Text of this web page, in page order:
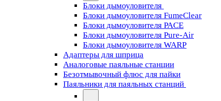
Блоки дымоуловителя
Блоки дымоуловителя FumeClear
Блоки дымоуловителя PACE
Блоки дымоуловителя Pure-Air
Блоки дымоуловителя WARP
Адаптеры для шприца
Аналоговые паяльные станции
Безотмывочный флюс для пайки
Паяльники для паяльных станций